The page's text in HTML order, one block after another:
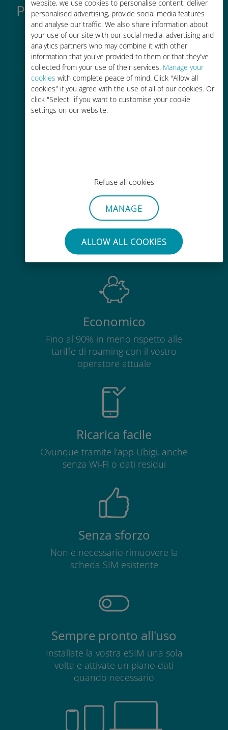
website, we use cookies to personalise content, deliver
personalised advertising, provide social media features
and analyse our traffic. We also share information about
your use of our site with our social media, advertising and
analytics partners who may combine it with other
information that you've provided to them or that they've
collected from your use of their services. Manage your
cookies with complete peace of mind. Click "Allow all
cookies" if you agree with the use of all of our cookies. Or
click "Select" if you want to customise your cookie
settings on our website.
Refuse all cookies
MANAGE
ALLOW ALL COOKIES
Perché la eSIM internazionale
di Ubigi è così grande
Attivazione immediata
Globale
Connettività cellulare di alta qualità
in tutto il mondo in oltre 200
Economico
Fino al 90% in meno rispetto alle
tariffe di roaming con il vostro
operatore attuale
Ricarica facile
Ovunque tramite l'app Ubigi, anche
senza Wi-Fi o dati residui
Senza sforzo
Non è necessario rimuovere la
scheda SIM esistente
Sempre pronto all'uso
Installate la vostra eSIM una sola
volta e attivate un piano dati
quando necessario